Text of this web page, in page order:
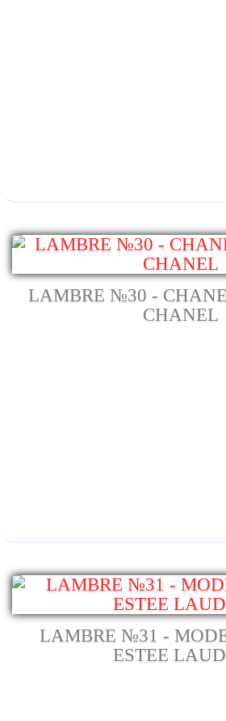
LAMBRE №30 -
CHANEL
LAMBRE №31 -
ESTEE